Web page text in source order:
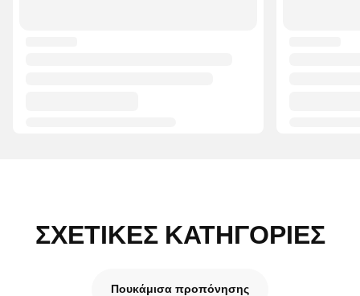
ΣΧΕΤΙΚΈΣ ΚΑΤΗΓΟΡΊΕΣ
Πουκάμισα προπόνησης